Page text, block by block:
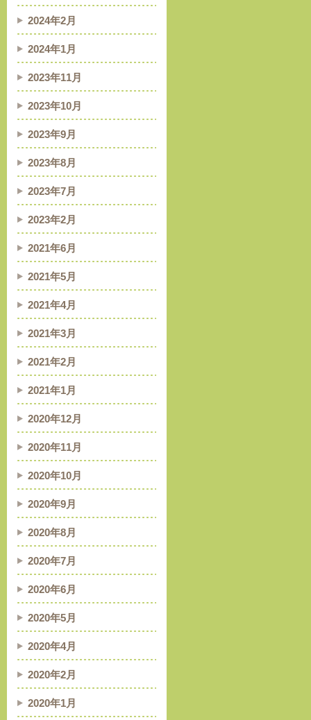
2024年2月
2024年1月
2023年11月
2023年10月
2023年9月
2023年8月
2023年7月
2023年2月
2021年6月
2021年5月
2021年4月
2021年3月
2021年2月
2021年1月
2020年12月
2020年11月
2020年10月
2020年9月
2020年8月
2020年7月
2020年6月
2020年5月
2020年4月
2020年2月
2020年1月